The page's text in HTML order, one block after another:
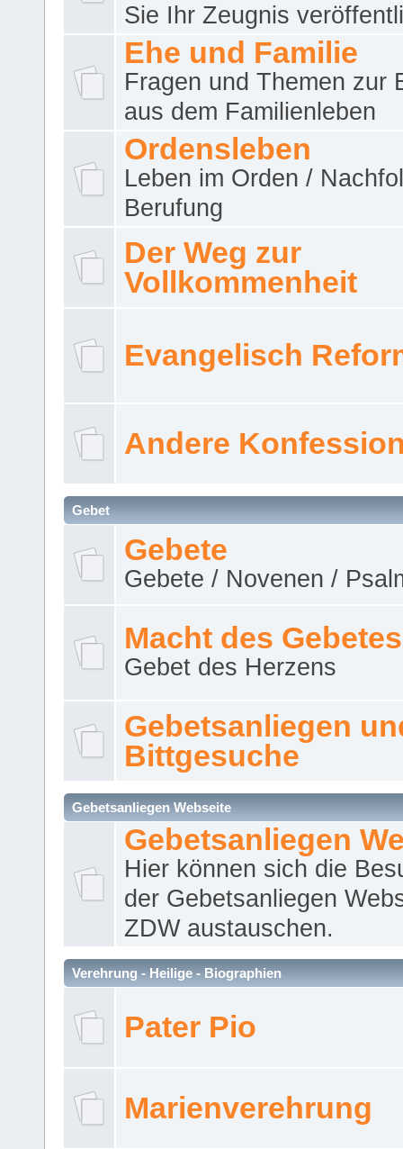
Sie Ihr Zeugnis
Ehe und Familie
Fragen und Themen zur
aus dem Familienleben
Ordensleben
Leben im Orden /
Berufung
Der Weg zur
Vollkommenheit
Evangelisch
Andere
Gebet
Gebete
Gebete / Novenen /
Macht des Gebetes
Gebet des Herzens
Gebetsanliegen
Bittgesuche
Gebetsanliegen Webseite
Gebetsanliegen
Hier können sich die
der Gebetsanliegen
ZDW austauschen.
Verehrung - Heilige - Biographien
Pater Pio
Marienverehrung